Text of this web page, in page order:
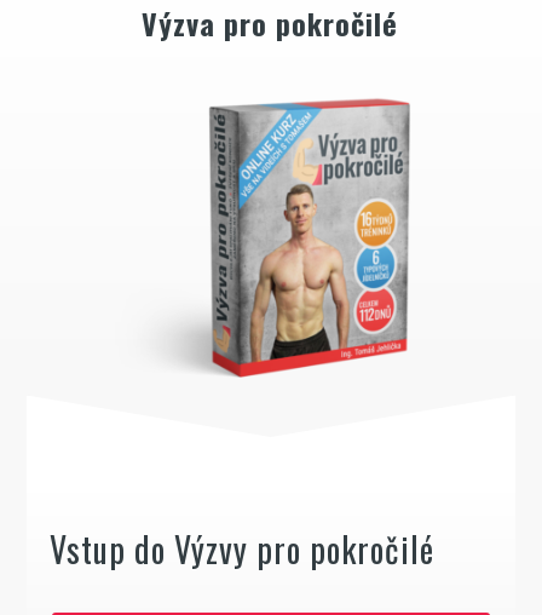
Výzva pro pokročilé
Vstup do Výzvy pro pokročilé